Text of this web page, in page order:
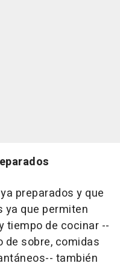
preparados y que
ya que permiten
tiempo de cocinar --
de sobre, comidas
también